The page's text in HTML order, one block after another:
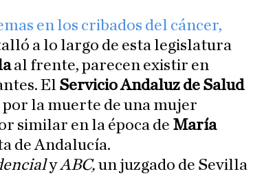
en los cribados del cáncer,
a lo largo de esta legislatura
al frente, parecen existir en
El Servicio Andaluz de Salud
por la muerte de una mujer
similar en la época de María
de Andalucía.
yABC, un juzgado de Sevilla